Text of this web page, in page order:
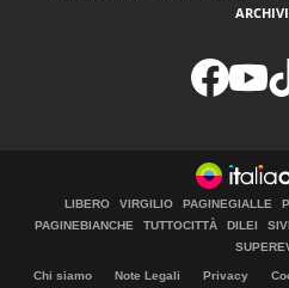
LIBERO VIRGILIO PAGINEGIALLE
PAGINEBIANCHE
TUTTOCITTÀ DILEI
Chi siamo Note Legali Privacy